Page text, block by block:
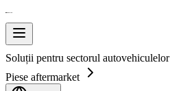
Soluții pentru sectorul autovehiculelor
Piese aftermarket